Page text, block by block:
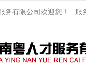
务有限公司欢迎您！ 服